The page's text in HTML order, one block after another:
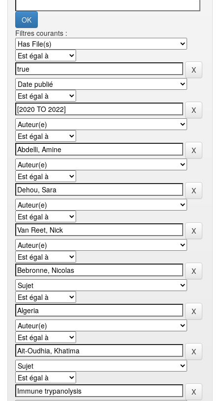
Filtres courants :